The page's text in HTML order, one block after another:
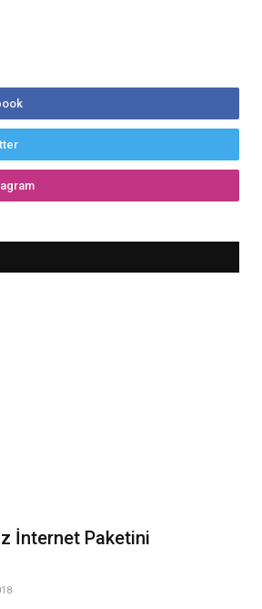
İnternet Paketini